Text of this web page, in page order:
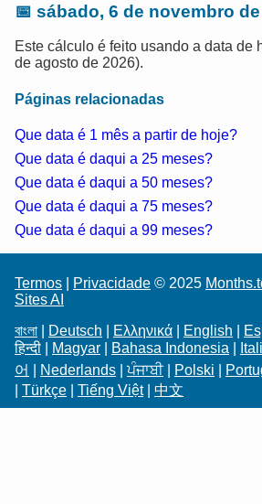
📅 sábado, 6 de novembro de
Este cálculo é feito usando a data de
de agosto de 2026).
Páginas relacionadas
Que data é 1 mês a partir de hoje?
Que data é daqui a 25 meses?
Que data é daqui a 50 meses?
Que data é daqui a 75 meses?
Que data é daqui a 99 meses?
Termos Privacidade © 2025
Sites AI
বাংলা
Deutsch Ελληνικά English
हिन्दी
Magyar Bahasa Indonesia
어
Nederlands |ਪੰਜਾਬੀ| Polski
Türkçe Tiếng Việt| 中文